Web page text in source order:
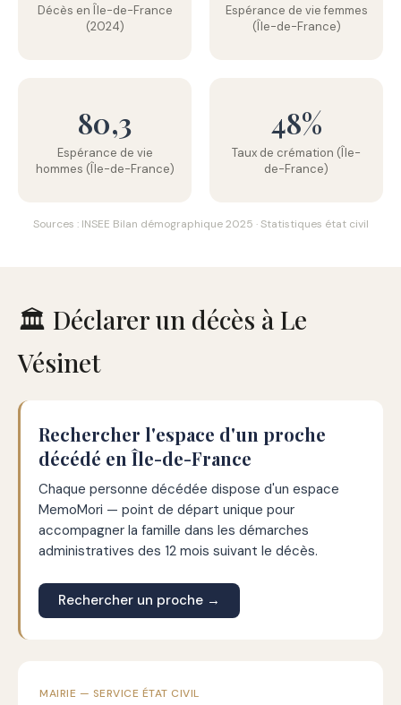
Décès en Île-de-France
(2024)
Espérance de vie femmes
(Île-de-France)
80,3
Espérance de vie
hommes (Île-de-France)
48%
Taux de crémation (Île-
de-France)
Sources : INSEE Bilan démographique 2025 · Statistiques état civil
🏛️ Déclarer un décès à Le
Vésinet
Rechercher l'espace d'un proche
décédé en Île-de-France
Chaque personne décédée dispose d'un espace
MemoMori — point de départ unique pour
accompagner la famille dans les démarches
administratives des 12 mois suivant le décès.
Rechercher un proche →
MAIRIE — SERVICE ÉTAT CIVIL